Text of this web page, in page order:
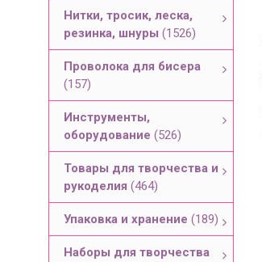
Нитки, тросик, леска,
резинка, шнуры (1526)
Проволока для бисера
(157)
Инструменты,
оборудование (526)
Товары для творчества и
рукоделия (464)
Упаковка и хранение (189)
Наборы для творчества